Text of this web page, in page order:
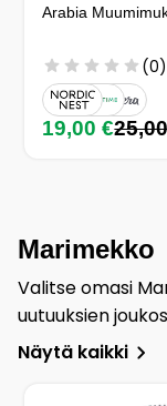
Arabia
(0)
19,00 €
Marimekko
Valitse omasi
uutuuksien
Näytä kaikki